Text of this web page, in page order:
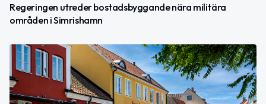
Regeringen utreder bostadsbyggande nära militära
områden i Simrishamn